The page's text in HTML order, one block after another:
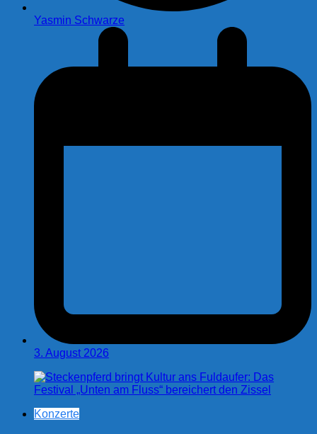
Yasmin Schwarze
3. August 2026
Konzerte